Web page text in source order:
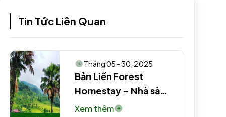
Tin Tức Liên Quan
Tháng 05 - 30, 2025
Bản Liền Forest
Homestay – Nhà sàn
truyền thống người
Xem thêm